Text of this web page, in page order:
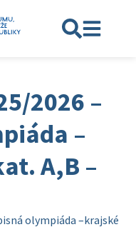
2026 –
–
A,B –
olympiáda –krajské